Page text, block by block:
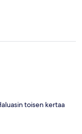
toisen kertaa